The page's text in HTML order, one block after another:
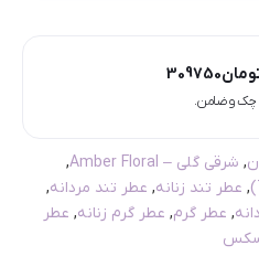
309750
, شرقی گلی – Amber Floral
,
, عطر تند زنانه, عطر تند مردانه,
, عطر گرم, عطر گرم زنانه, عطر